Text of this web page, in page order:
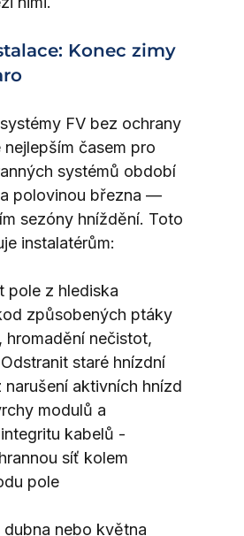
Konec zimy
FV bez ochrany
časem pro
systémů období
polovinou března —
sezóny hníždění. Toto
instalatérům:
pole z hlediska
způsobených ptáky
hromadění nečistot,
staré hnízdní
narušení aktivních hnízd
modulů a
kabelů -
síť kolem
pole
dubna nebo května